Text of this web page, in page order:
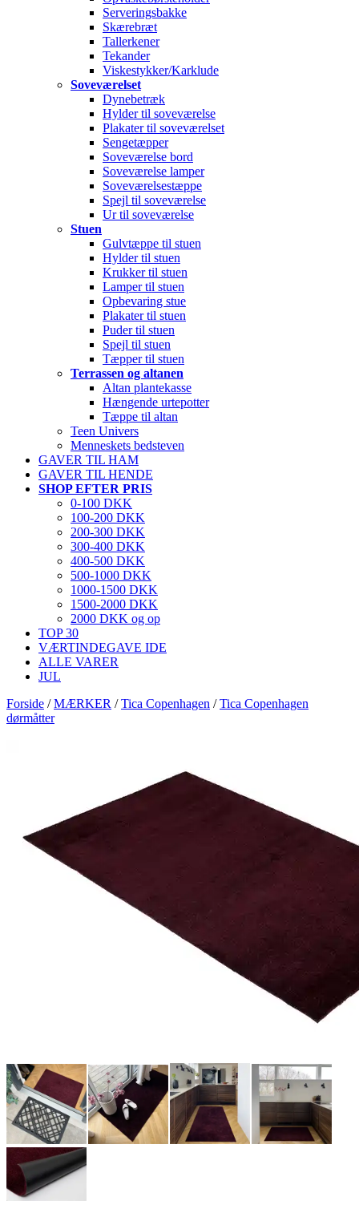
Serveringsbakke
Skærebræt
Tallerkener
Tekander
Viskestykker/Karklude
Soveværelset
Dynebetræk
Hylder til soveværelse
Plakater til soveværelset
Sengetæpper
Soveværelse bord
Soveværelse lamper
Soveværelsestæppe
Spejl til soveværelse
Ur til soveværelse
Stuen
Gulvtæppe til stuen
Hylder til stuen
Krukker til stuen
Lamper til stuen
Opbevaring stue
Plakater til stuen
Puder til stuen
Spejl til stuen
Tæpper til stuen
Terrassen og altanen
Altan plantekasse
Hængende urtepotter
Tæppe til altan
Teen Univers
Menneskets bedsteven
GAVER TIL HAM
GAVER TIL HENDE
SHOP EFTER PRIS
0-100 DKK
100-200 DKK
200-300 DKK
300-400 DKK
400-500 DKK
500-1000 DKK
1000-1500 DKK
1500-2000 DKK
2000 DKK og op
TOP 30
VÆRTINDEGAVE IDE
ALLE VARER
JUL
Forside /MÆRKER /Tica Copenhagen /Tica Copenhagen
dørmåtter